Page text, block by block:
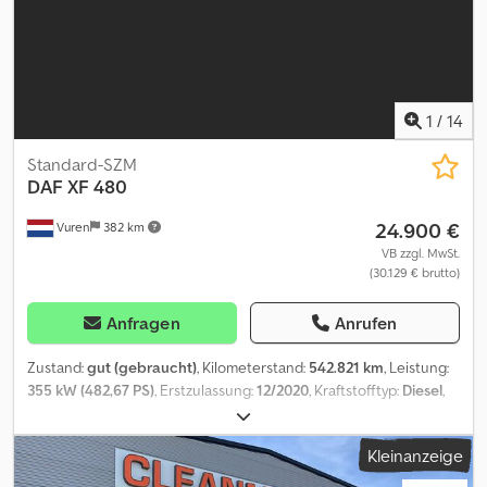
1 / 14
Vuren 382 km
Standard-SZM
DAF XF 480
24.900 €
VB zzgl. MwSt.
(30.129 € brutto)
Anfragen Anrufen
Zustand:gut (gebraucht), Kilometerstand: 542.821 km, Leistung:
355 kW (482,67 PS) , Erstzulassung:12/2020 , Kraftstofftyp: Diesel
, Achsen-Konfiguration:
3.800 mm, Kraftstoff:Diesel, Bremsen:Retarder, Farbe:Blau,
Fahrerkabine: Schlafkabine , Getriebetyp: Automatisch, Anzahl
der Gänge:12 , Emissionsklasse:Euro6 , Federung:Blatt-Luft,
Kleinanzeige